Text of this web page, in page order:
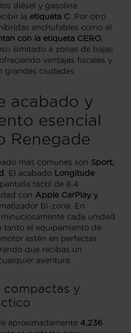
diésel y gasolina
la etiqueta C . Por otro
enchufables como el
con la etiqueta CERO
ilimitado a zonas de bajas
ventajas fiscales y
grandes ciudades.
acabado y
esencial
Renegade
más comunes son Sport,
. El acabado Longitude
táctil de 8.4
con Apple CarPlay y
bi-zona. En
cada unidad
tanto el equipamiento de
estén en perfectas
que recibas un
aventura.
compactas y
aproximadamente 4.236